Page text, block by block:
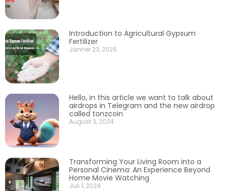
Introduction to Agricultural Gypsum
Fertilizer
Jänner 23, 2025
Hello, in this article we want to talk about
airdrops in Telegram and the new airdrop
called tonzcoin
August 3, 2024
Transforming Your Living Room into a
Personal Cinema: An Experience Beyond
Home Movie Watching
Juli 1, 2024